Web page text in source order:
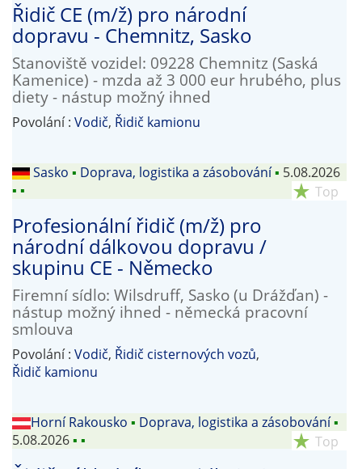
Řidič CE (m/ž) pro národní
dopravu - Chemnitz, Sasko
Stanoviště vozidel: 09228 Chemnitz (Saská
Kamenice) - mzda až 3 000 eur hrubého, plus
diety - nástup možný ihned
Povolání : Vodič, Řidič kamionu
Sasko ▪ Doprava, logistika a zásobování▪ 5.08.2026
▪ ▪ star_rate Top
Profesionální řidič (m/ž) pro
národní dálkovou dopravu /
skupinu CE - Německo
Firemní sídlo: Wilsdruff, Sasko (u Drážďan) -
nástup možný ihned - německá pracovní
smlouva
Povolání : Vodič, Řidič cisternových vozů,
Řidič kamionu
Horní Rakousko ▪ Doprava, logistika a zásobování▪
5.08.2026▪ ▪ star_rate Top